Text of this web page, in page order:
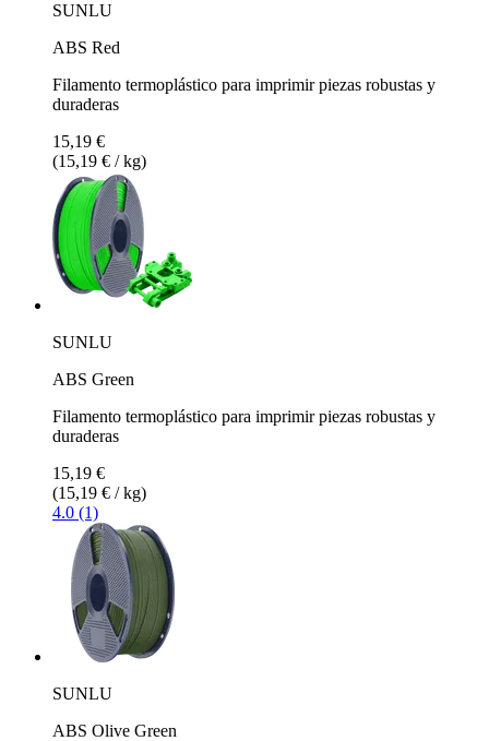
SUNLU
ABS Red
Filamento termoplástico para imprimir piezas robustas y
duraderas
15,19 €
(15,19 € / kg)
SUNLU
ABS Green
Filamento termoplástico para imprimir piezas robustas y
duraderas
15,19 €
(15,19 € / kg)
4.0 (1)
SUNLU
ABS Olive Green